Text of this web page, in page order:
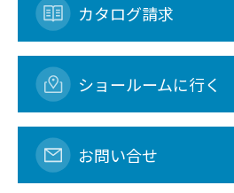
カタログ請求
ショールームに行く
お問い合せ